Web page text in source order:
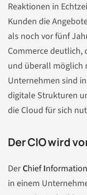
Reaktionen in
Kunden die
als noch vor fünf
Commerce deutlich,
und überall möglich
Unternehmen sind
digitale Strukturen
die Cloud für sich
Der CIO wird
DerChiefInformation
in einem